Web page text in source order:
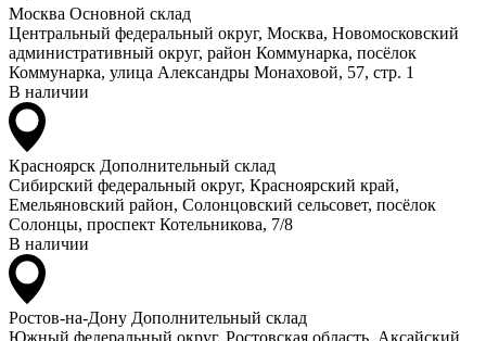
Москва Основной склад
Центральный федеральный округ, Москва, Новомосковский
административный округ, район Коммунарка, посёлок
Коммунарка, улица Александры Монаховой, 57, стр. 1
В наличии
Красноярск Дополнительный склад
Сибирский федеральный округ, Красноярский край,
Емельяновский район, Солонцовский сельсовет, посёлок
Солонцы, проспект Котельникова, 7/8
В наличии
Ростов-на-Дону Дополнительный склад
Южный федеральный округ, Ростовская область, Аксайский